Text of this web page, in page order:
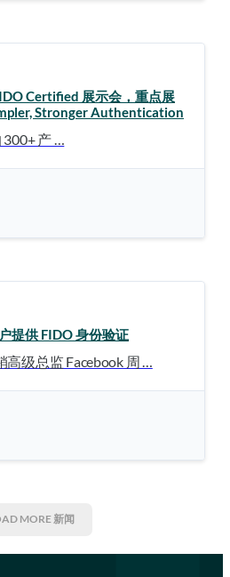
Certified 展示会，重点展
Stronger Authentication
300+ 产 …
提供 FIDO 身份验证
高级总监 Facebook 周 …
MORE新闻